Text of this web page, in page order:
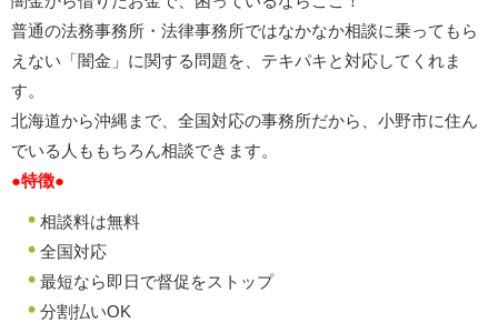
普通の法務事務所・法律事務所ではなかなか相談に乗ってもら
えない「闇金」に関する問題を、テキパキと対応してくれま
す。
北海道から沖縄まで、全国対応の事務所だから、小野市に住ん
でいる人ももちろん相談できます。
●特徴●
相談料は無料
全国対応
最短なら即日で督促をストップ
分割払いOK